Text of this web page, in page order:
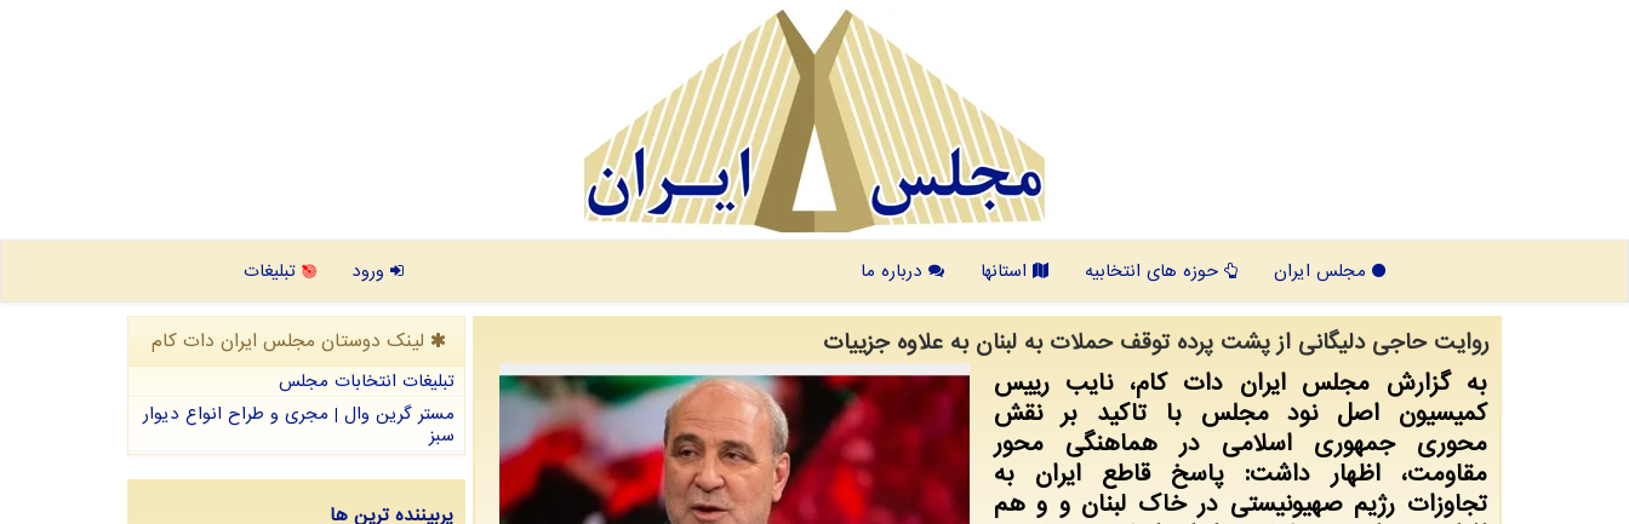
مجلس ایران حوزه های انتخابیه استانها درباره ما ورود تبلیغات
روایت حاجی دلیگانی از پشت پرده توقف حملات به لبنان به علاوه جزییات
به گزارش مجلس ایران دات کام، نایب رییس
کمیسیون اصل نود مجلس با تاکید بر نقش
محوری جمهوری اسلامی در هماهنگی محور
مقاومت، اظهار داشت: پاسخ قاطع ایران به
تجاوزات رژیم صهیونیستی در خاک لبنان و و هم
لینک دوستان مجلس ایران دات كام
تبلیغات انتخابات مجلس
مستر گرین وال | مجری و طراح انواع دیوار
سبز
پربیننده ترین ها